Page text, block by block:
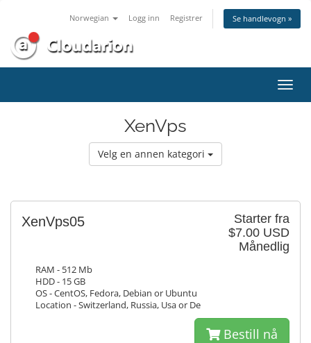
Norwegian Logg inn Registrer Se handlevogn »
Bytt
XenVps
Velg en annen kategori
Starter fra
$7.00 USD
Månedlig
XenVps05
RAM - 512 Mb
HDD - 15 GB
OS - CentOS, Fedora, Debian or Ubuntu
Location - Switzerland, Russia, Usa or De
Bestill nå